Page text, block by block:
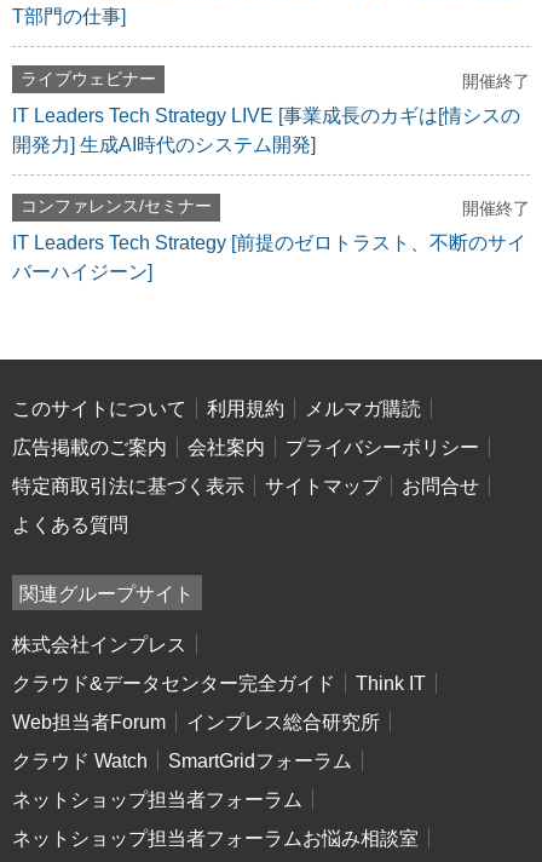
T部門の仕事]
ライブウェビナー 開催終了
IT Leaders Tech Strategy LIVE [事業成長のカギは[情シスの
開発力] 生成AI時代のシステム開発]
コンファレンス/セミナー 開催終了
IT Leaders Tech Strategy [前提のゼロトラスト、不断のサイ
バーハイジーン]
このサイトについて 利用規約
メルマガ購読
広告掲載のご案内
会社案内
プライバシーポリシー
特定商取引法に基づく表示
サイトマップ
お問合せ
よくある質問
関連グループサイト
株式会社インプレス
クラウド&データセンター完全ガイド
Think IT
Web担当者Forum
インプレス総合研究所
クラウド Watch
SmartGridフォーラム
ネットショップ担当者フォーラム
ネットショップ担当者フォーラムお悩み相談室